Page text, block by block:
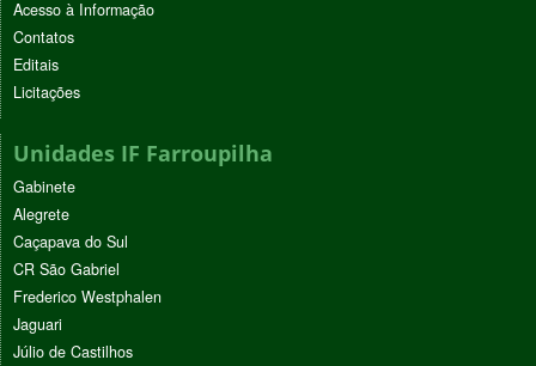
Acesso à Informação
Contatos
Editais
Licitações
Unidades IF Farroupilha
Gabinete
Alegrete
Caçapava do Sul
CR São Gabriel
Frederico Westphalen
Jaguari
Júlio de Castilhos